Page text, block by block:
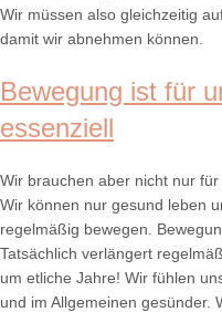
Wir müssen also gleichzeitig
damit wir abnehmen können.
Bewegung ist für
essenziell
Wir brauchen aber nicht nur
Wir können nur gesund leben
regelmäßig bewegen.
Tatsächlich verlängert
um etliche Jahre! Wir fühlen
und im Allgemeinen gesünder.